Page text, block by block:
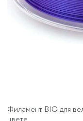
Филамент BIO для